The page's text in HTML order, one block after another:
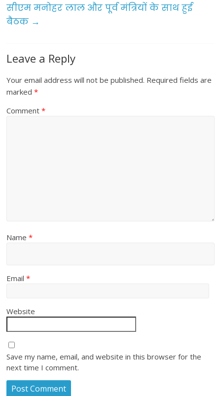
k
सीएम मनोहर लाल और पूर्व मंत्रियों के साथ हुई
बैठक →
Leave a Reply
Your email address will not be published. Required fields are
marked*
Comment*
Name*
Email*
Website
Save my name, email, and website in this browser for the
next time I comment.